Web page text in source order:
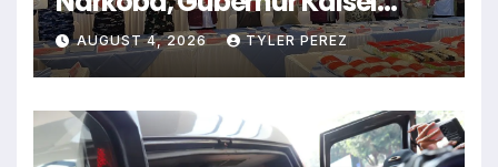
Minta Waspadai Vape
AUGUST 4, 2026 TYLER PEREZ